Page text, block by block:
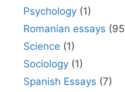
Psychology (1)
Romanian essays
Science (1)
Sociology (1)
Spanish Essays (7)